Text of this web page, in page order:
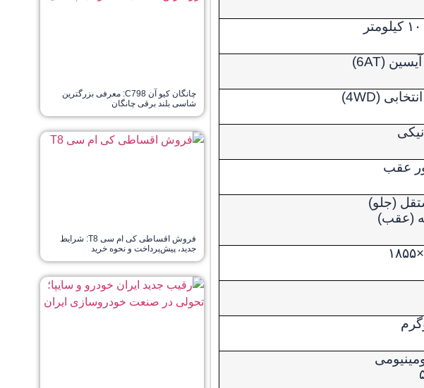
6AT
)
(
4WD
)
عقب
(جلو)
چانگان کیو آن C798: معرفی بزرگترین
شاسی بلند برقی چانگان
فروش اقساطی کی ام سی T8: شرایط
جدید، پیش‌پرداخت و نحوه خرید